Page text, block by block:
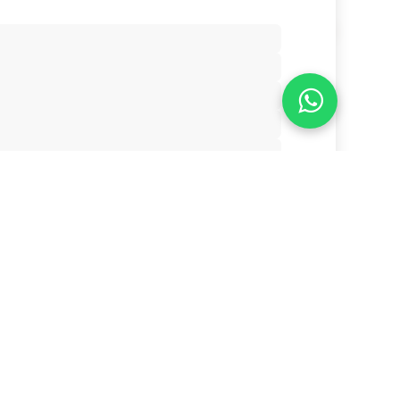
Comercio electrónico de código abierto